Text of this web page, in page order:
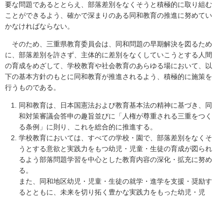
要な問題であるととらえ、部落差別をなくそうと積極的に取り組む
ことができるよう、確かで深まりのある同和教育の推進に努めてい
かなければならない。
そのため、三重県教育委員会は、同和問題の早期解決を図るため
に、部落差別を許さず、主体的に差別をなくしていこうとする人間
の育成をめざして、学校教育や社会教育のあらゆる場において、以
下の基本方針のもとに同和教育が推進されるよう、積極的に施策を
行うものである。
同和教育は、日本国憲法および教育基本法の精神に基づき、同
和対策審議会答申の趣旨並びに「人権が尊重される三重をつく
る条例」に則り、これを総合的に推進する。
学校教育においては、すべての学校・園で、部落差別をなくそ
うとする意欲と実践力をもつ幼児・児童・生徒の育成が図られ
るよう部落問題学習を中心とした教育内容の深化・拡充に努め
る。
また、同和地区幼児・児童・生徒の就学・進学を支援・奨励す
るとともに、未来を切り拓く豊かな実践力をもった幼児・児